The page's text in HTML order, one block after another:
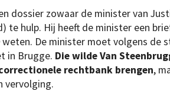
dossier zowaar de minister van
te hulp. Hij heeft de minister een
weten. De minister moet volgens de
in Brugge. Die wilde Van
rechtbank brengen,
vervolging.